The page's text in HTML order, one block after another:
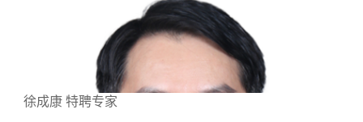
徐成康 特聘专家